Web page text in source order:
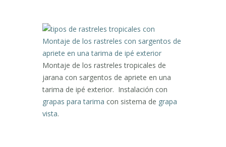
Montaje de los rastreles tropicales de
jarana con sargentos de apriete en una
tarima de ipé exterior. Instalación con
grapas para tarima con sistema de grapa
vista.